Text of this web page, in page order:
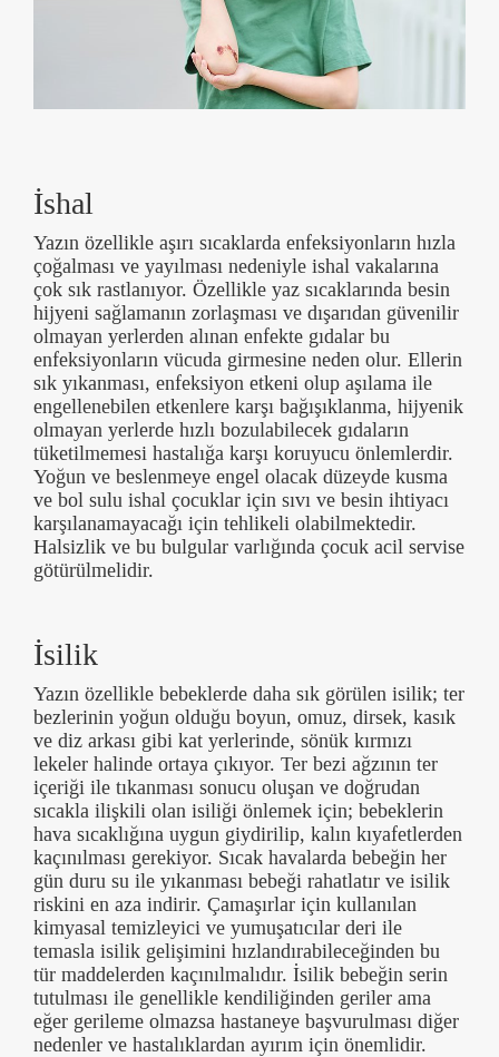
İshal
Yazın özellikle aşırı sıcaklarda enfeksiyonların hızla
çoğalması ve yayılması nedeniyle ishal vakalarına
çok sık rastlanıyor. Özellikle yaz sıcaklarında besin
hijyeni sağlamanın zorlaşması ve dışarıdan güvenilir
olmayan yerlerden alınan enfekte gıdalar bu
enfeksiyonların vücuda girmesine neden olur. Ellerin
sık yıkanması, enfeksiyon etkeni olup aşılama ile
engellenebilen etkenlere karşı bağışıklanma, hijyenik
olmayan yerlerde hızlı bozulabilecek gıdaların
tüketilmemesi hastalığa karşı koruyucu önlemlerdir.
Yoğun ve beslenmeye engel olacak düzeyde kusma
ve bol sulu ishal çocuklar için sıvı ve besin ihtiyacı
karşılanamayacağı için tehlikeli olabilmektedir.
Halsizlik ve bu bulgular varlığında çocuk acil servise
götürülmelidir.
İsilik
Yazın özellikle bebeklerde daha sık görülen isilik; ter
bezlerinin yoğun olduğu boyun, omuz, dirsek, kasık
ve diz arkası gibi kat yerlerinde, sönük kırmızı
lekeler halinde ortaya çıkıyor. Ter bezi ağzının ter
içeriği ile tıkanması sonucu oluşan ve doğrudan
sıcakla ilişkili olan isiliği önlemek için; bebeklerin
hava sıcaklığına uygun giydirilip, kalın kıyafetlerden
kaçınılması gerekiyor. Sıcak havalarda bebeğin her
gün duru su ile yıkanması bebeği rahatlatır ve isilik
riskini en aza indirir. Çamaşırlar için kullanılan
kimyasal temizleyici ve yumuşatıcılar deri ile
temasla isilik gelişimini hızlandırabileceğinden bu
tür maddelerden kaçınılmalıdır. İsilik bebeğin serin
tutulması ile genellikle kendiliğinden geriler ama
eğer gerileme olmazsa hastaneye başvurulması diğer
nedenler ve hastalıklardan ayırım için önemlidir.